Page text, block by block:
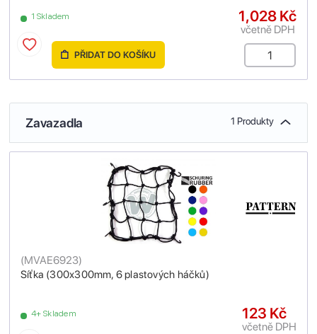
1 Skladem 1,028 Kč
včetně DPH
PŘIDAT DO KOŠÍKU
Zavazadla 1 Produkty
Síťka (300x300mm, 6 plastových háčků)
(MVAE6923)
4+ Skladem 123 Kč
včetně DPH